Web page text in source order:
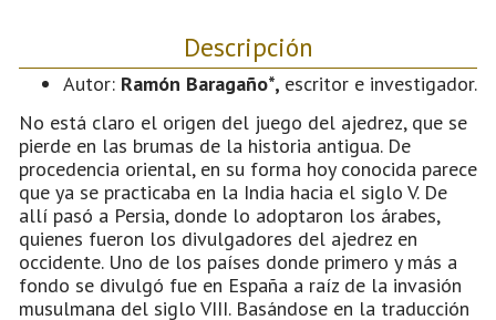
Descripción
Autor: Ramón Baragaño*, escritor e investigador.
No está claro el origen del juego del ajedrez, que se
pierde en las brumas de la historia antigua. De
procedencia oriental, en su forma hoy conocida parece
que ya se practicaba en la India hacia el siglo V. De
allí pasó a Persia, donde lo adoptaron los árabes,
quienes fueron los divulgadores del ajedrez en
occidente. Uno de los países donde primero y más a
fondo se divulgó fue en España a raíz de la invasión
musulmana del siglo VIII. Basándose en la traducción